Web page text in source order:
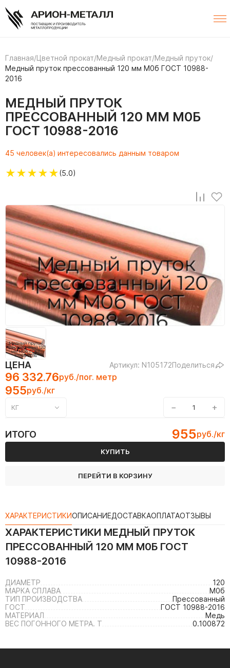
Главная/Цветной прокат/Медный прокат/Медный пруток/
Медный пруток прессованный 120 мм М0б ГОСТ 10988-
2016
МЕДНЫЙ ПРУТОК
ПРЕССОВАННЫЙ 120 ММ М0Б
ГОСТ 10988-2016
45 человек(а) интересовались данным товаром
★★★★★(5.0)
ЦЕНА Артикул: N105172Поделиться
96 332.76руб./пог. метр
955руб./кг
КГ − +
ИТОГО 955руб./кг
КУПИТЬ
ПЕРЕЙТИ В КОРЗИНУ
ХАРАКТЕРИСТИКИОПИСАНИЕДОСТАВКАОПЛАТАОТЗЫВЫ
ХАРАКТЕРИСТИКИ МЕДНЫЙ ПРУТОК
ПРЕССОВАННЫЙ 120 ММ М0Б ГОСТ
10988-2016
ДИАМЕТР
120
МАРКА СПЛАВА
М0б
ТИП ПРОИЗВОДСТВА
Прессованный
ГОСТ
ГОСТ 10988-2016
МАТЕРИАЛ
Медь
ВЕС ПОГОННОГО МЕТРА. Т
0.100872